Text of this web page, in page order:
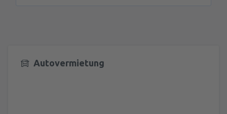
Autovermietung